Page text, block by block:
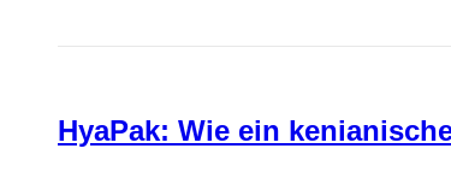
HyaPak: Wie ein